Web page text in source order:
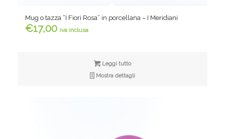
Mug o tazza “I Fiori Rosa” in porcellana – I Meridiani
€17,00 iva inclusa
Leggi tutto
Mostra dettagli